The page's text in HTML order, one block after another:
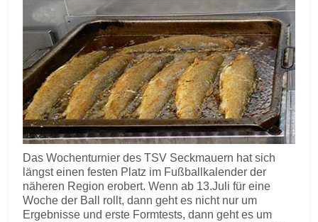
Das Wochenturnier des TSV Seckmauern hat sich
längst einen festen Platz im Fußballkalender der
näheren Region erobert. Wenn ab 13.Juli für eine
Woche der Ball rollt, dann geht es nicht nur um
Ergebnisse und erste Formtests, dann geht es um